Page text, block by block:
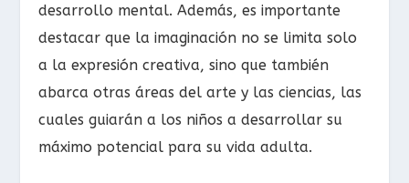
desarrollo mental. Además, es importante
destacar que la imaginación no se limita solo
a la expresión creativa, sino que también
abarca otras áreas del arte y las ciencias, las
cuales guiarán a los niños a desarrollar su
máximo potencial para su vida adulta.